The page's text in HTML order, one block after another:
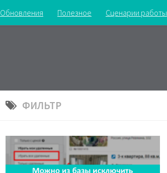
Обновления Полезное Сценарии работы
ФИЛЬТР